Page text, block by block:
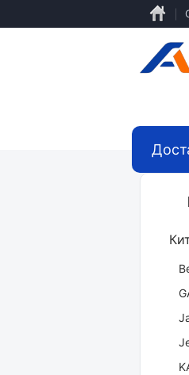
основному